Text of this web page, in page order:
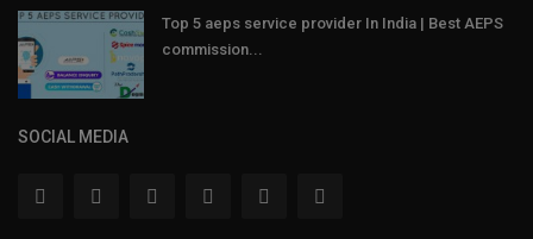
Top 5 aeps service provider In India | Best AEPS
commission...
SOCIAL MEDIA